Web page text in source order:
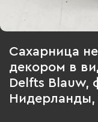
Сахарница
декором в
Delfts Blauw,
Нидерланды,